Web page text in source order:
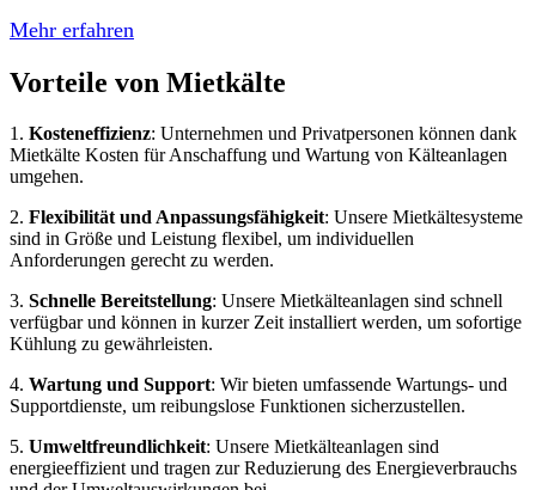
Mehr erfahren
Vorteile von Mietkälte
1. Kosteneffizienz: Unternehmen und Privatpersonen können dank
Mietkälte Kosten für Anschaffung und Wartung von Kälteanlagen
umgehen.
2. Flexibilität und Anpassungsfähigkeit: Unsere Mietkältesysteme
sind in Größe und Leistung flexibel, um individuellen
Anforderungen gerecht zu werden.
3. Schnelle Bereitstellung: Unsere Mietkälteanlagen sind schnell
verfügbar und können in kurzer Zeit installiert werden, um sofortige
Kühlung zu gewährleisten.
4. Wartung und Support: Wir bieten umfassende Wartungs- und
Supportdienste, um reibungslose Funktionen sicherzustellen.
5. Umweltfreundlichkeit: Unsere Mietkälteanlagen sind
energieeffizient und tragen zur Reduzierung des Energieverbrauchs